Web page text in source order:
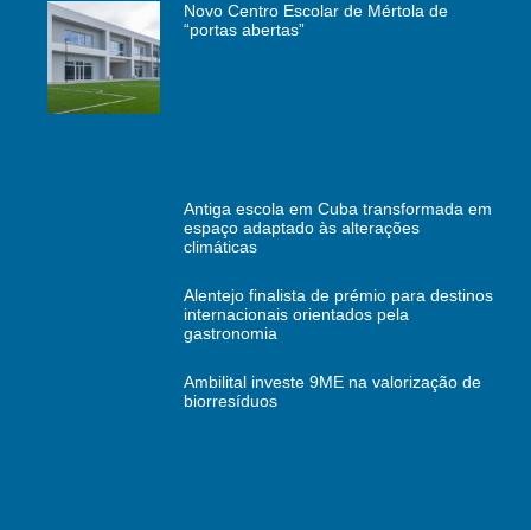
Novo Centro Escolar de Mértola de
“portas abertas”
Antiga escola em Cuba transformada em
espaço adaptado às alterações
climáticas
Alentejo finalista de prémio para destinos
internacionais orientados pela
gastronomia
Ambilital investe 9ME na valorização de
biorresíduos